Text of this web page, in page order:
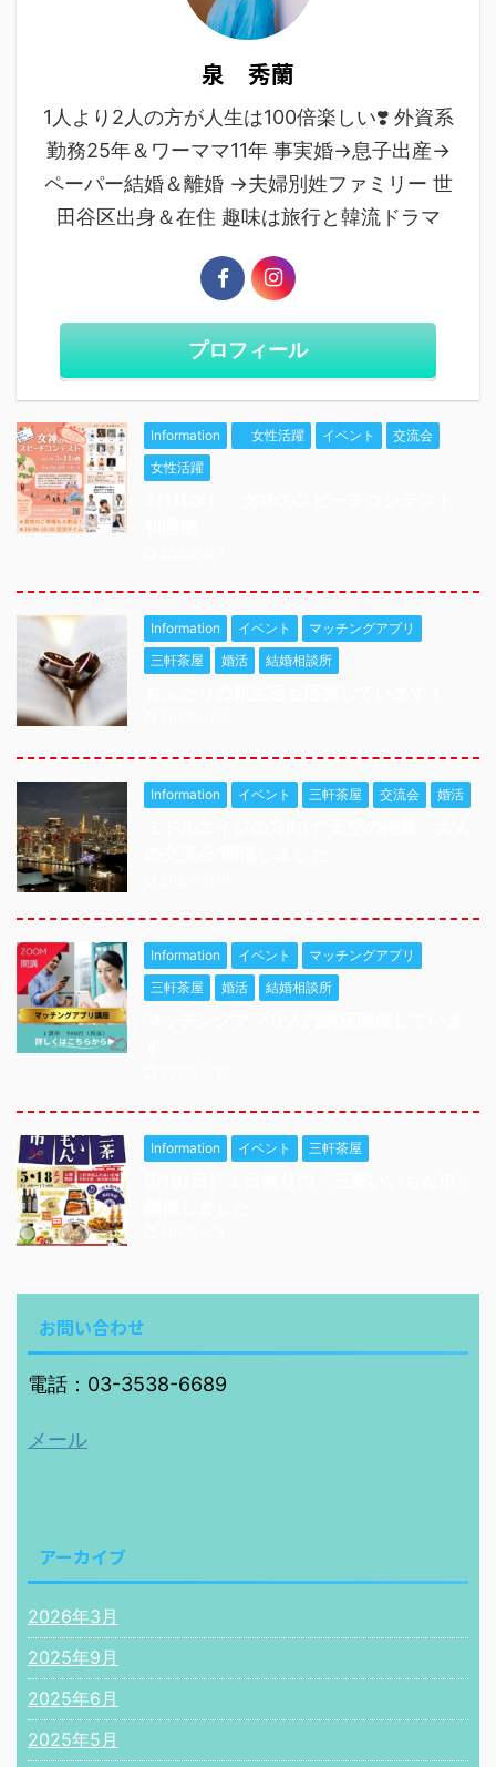
泉 秀蘭
1人より2人の方が人生は100倍楽しい❣️ 外資系
勤務25年＆ワーママ11年 事実婚→息子出産→
ペーパー結婚＆離婚 →夫婦別姓ファミリー 世
田谷区出身＆在住 趣味は旅行と韓流ドラマ
プロフィール
Information 女性活躍 イベント
交流会
女性活躍
Information イベント
マッチングアプリ
三軒茶屋
婚活 結婚相談所
Information イベント 三軒茶屋 交流会 婚活
Information イベント
マッチングアプリ
三軒茶屋
婚活 結婚相談所
Information イベント 三軒茶屋
お問い合わせ
電話：03-3538-6689
メール
アーカイブ
2026年3月
2025年9月
2025年6月
2025年5月